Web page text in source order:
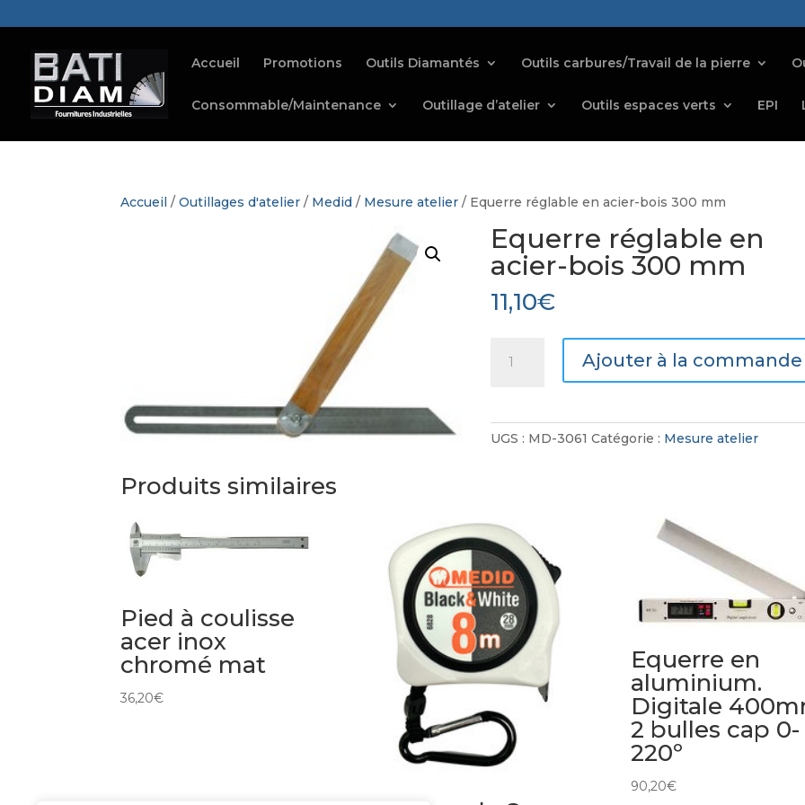
Accueil Promotions Outils Diamantés Outils carbures/Travail de la pierre
Consommable/Maintenance Outillage d’atelier Outils espaces verts EPI
Accueil /Outillages d'atelier / Medid / Mesure atelier / Equerre réglable en acier-bois 300 mm
Equerre réglable en
acier-bois 300 mm
11,10€
Ajouter à la commande
UGS : MD-3061 Catégorie : Mesure atelier
Produits similaires
Pied à coulisse
acer inox
chromé mat
36,20€
Equerre en
aluminium.
Digitale
2 bulles cap 0-
220º
90,20€